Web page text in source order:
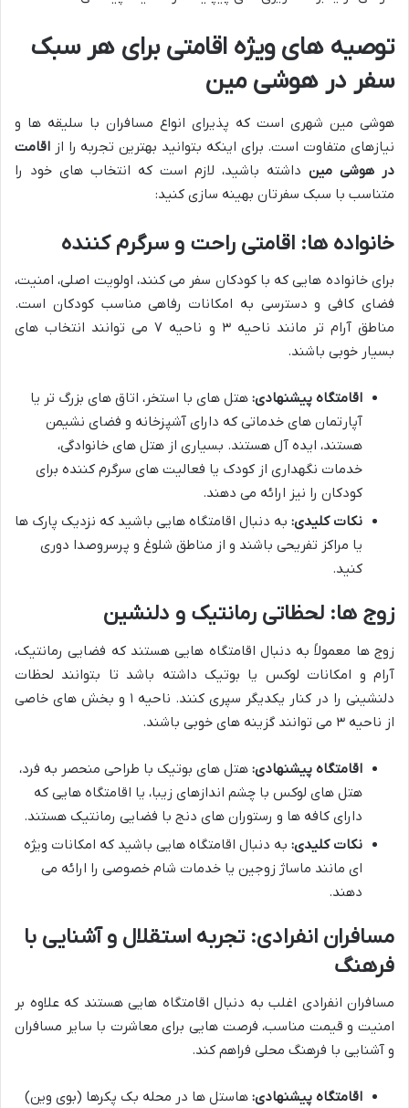
توصیه های ویژه اقامتی برای هر سبک
سفر در هوشی مین
هوشی مین شهری است که پذیرای انواع مسافران با سلیقه ها و
نیازهای متفاوت است. برای اینکه بتوانید بهترین تجربه را از اقامت
در هوشی مین داشته باشید، لازم است که انتخاب های خود را
متناسب با سبک سفرتان بهینه سازی کنید:
خانواده ها: اقامتی راحت و سرگرم کننده
برای خانواده هایی که با کودکان سفر می کنند، اولویت اصلی، امنیت،
فضای کافی و دسترسی به امکانات رفاهی مناسب کودکان است.
مناطق آرام تر مانند ناحیه ۳ و ناحیه ۷ می توانند انتخاب های
بسیار خوبی باشند.
اقامتگاه پیشنهادی: هتل های با استخر، اتاق های بزرگ تر یا
آپارتمان های خدماتی که دارای آشپزخانه و فضای نشیمن
هستند، ایده آل هستند. بسیاری از هتل های خانوادگی،
خدمات نگهداری از کودک یا فعالیت های سرگرم کننده برای
کودکان را نیز ارائه می دهند.
نکات کلیدی: به دنبال اقامتگاه هایی باشید که نزدیک پارک ها
یا مراکز تفریحی باشند و از مناطق شلوغ و پرسروصدا دوری
کنید.
زوج ها: لحظاتی رمانتیک و دلنشین
زوج ها معمولاً به دنبال اقامتگاه هایی هستند که فضایی رمانتیک،
آرام و امکانات لوکس یا بوتیک داشته باشد تا بتوانند لحظات
دلنشینی را در کنار یکدیگر سپری کنند. ناحیه ۱ و بخش های خاصی
از ناحیه ۳ می توانند گزینه های خوبی باشند.
اقامتگاه پیشنهادی: هتل های بوتیک با طراحی منحصر به فرد،
هتل های لوکس با چشم اندازهای زیبا، یا اقامتگاه هایی که
دارای کافه ها و رستوران های دنج با فضایی رمانتیک هستند.
نکات کلیدی: به دنبال اقامتگاه هایی باشید که امکانات ویژه
ای مانند ماساژ زوجین یا خدمات شام خصوصی را ارائه می
دهند.
مسافران انفرادی: تجربه استقلال و آشنایی با
فرهنگ
مسافران انفرادی اغلب به دنبال اقامتگاه هایی هستند که علاوه بر
امنیت و قیمت مناسب، فرصت هایی برای معاشرت با سایر مسافران
و آشنایی با فرهنگ محلی فراهم کند.
اقامتگاه پیشنهادی: هاستل ها در محله بک پکرها (بوی وین)